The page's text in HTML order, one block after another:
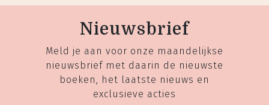
Nieuwsbrief
Meld je aan voor onze maandelijkse
nieuwsbrief met daarin de nieuwste
boeken, het laatste nieuws en
exclusieve acties